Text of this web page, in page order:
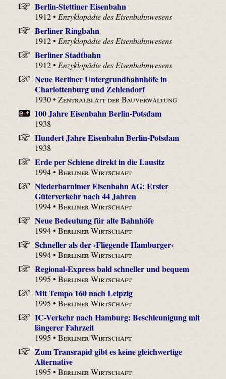
Berlin-Stettiner Eisenbahn
1912 • Enzyklopädie des Eisenbahnwesens
Berliner Ringbahn
1912 • Enzyklopädie des Eisenbahnwesens
Berliner Stadtbahn
1912 • Enzyklopädie des Eisenbahnwesens
Neue Berliner Untergrundbahnhöfe in
Charlottenburg und Zehlendorf
1930 •Zentralblatt der Bauverwaltung
100 Jahre Eisenbahn Berlin-Potsdam
1938
Hundert Jahre Eisenbahn Berlin-Potsdam
1938
Erde per Schiene direkt in die Lausitz
1994 •Berliner Wirtschaft
Niederbarnimer Eisenbahn AG: Erster
Güterverkehr nach 44 Jahren
1994 •Berliner Wirtschaft
Neue Bedeutung für alte Bahnhöfe
1994 •Berliner Wirtschaft
Schneller als der ›Fliegende Hamburger‹
1994 •Berliner Wirtschaft
Regional-Express bald schneller und bequem
1995 •Berliner Wirtschaft
Mit Tempo 160 nach Leipzig
1995 •Berliner Wirtschaft
IC-Verkehr nach Hamburg: Beschleunigung mit
längerer Fahrzeit
1995 •Berliner Wirtschaft
Zum Transrapid gibt es keine gleichwertige
Alternative
1995 •Berliner Wirtschaft